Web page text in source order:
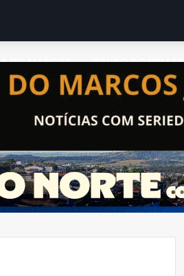
DO MARCOS GRUPO DO WHATS